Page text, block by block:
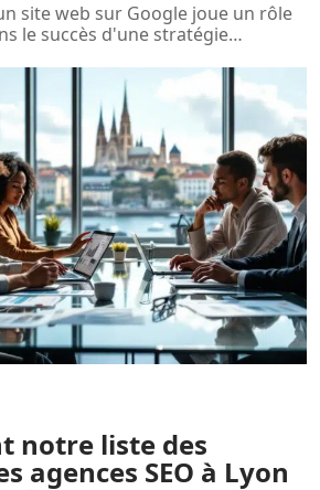
site web sur Google joue un rôle
le succès d'une stratégie…
notre liste des
agences SEO à Lyon